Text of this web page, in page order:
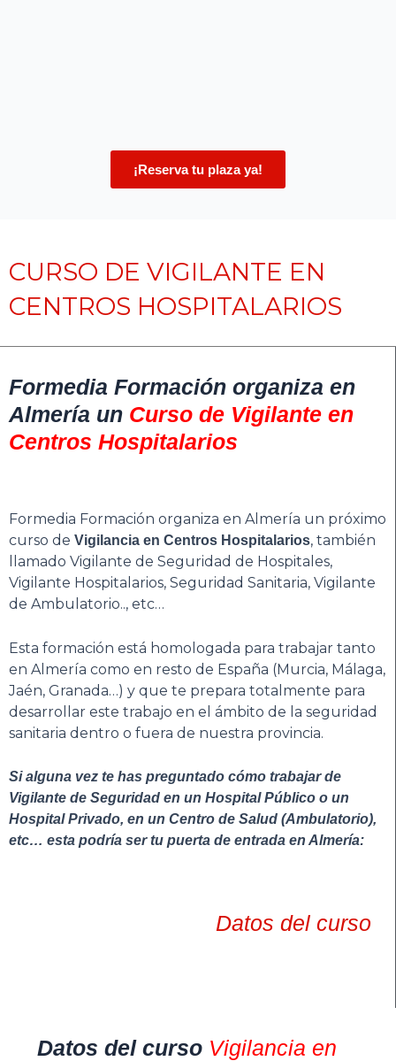
¡Reserva tu plaza ya!
CURSO DE VIGILANTE EN
CENTROS HOSPITALARIOS
Formedia Formación organiza en
Almería un Curso de Vigilante en
Centros Hospitalarios
Formedia Formación organiza en Almería un próximo
curso de Vigilancia en Centros Hospitalarios, también
llamado Vigilante de Seguridad de Hospitales,
Vigilante Hospitalarios, Seguridad Sanitaria, Vigilante
de Ambulatorio.., etc…
Esta formación está homologada para trabajar tanto
en Almería como en resto de España (Murcia, Málaga,
Jaén, Granada…) y que te prepara totalmente para
desarrollar este trabajo en el ámbito de la seguridad
sanitaria dentro o fuera de nuestra provincia.
Si alguna vez te has preguntado cómo trabajar de
Vigilante de Seguridad en un Hospital Público o un
Hospital Privado, en un Centro de Salud (Ambulatorio),
etc… esta podría ser tu puerta de entrada en Almería:
Datos del curso
Datos del curso Vigilancia en